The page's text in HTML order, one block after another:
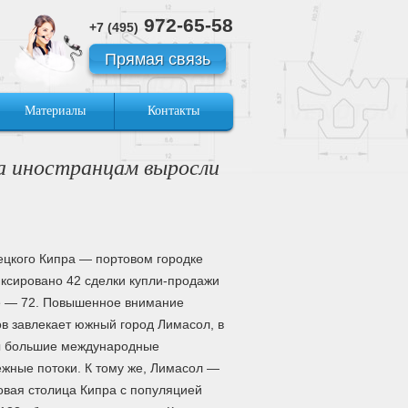
+7 (495) 972-65-58
Прямая связь
Материалы Контакты
выросли
Кипра — портовом городке
42 сделки купли-продажи
— 72. Повышенное внимание
завлекает южный город Лимасол, в
большие международные
потоки. К тому же, Лимасол —
столица Кипра с популяцией